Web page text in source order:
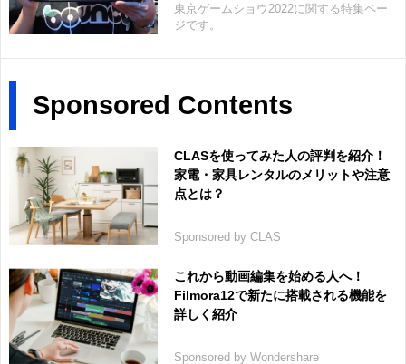
東京ゲームショウ2022に関する特集ペー
ジです。
Sponsored Contents
CLASを使ってみた人の評判を紹介！
家電・家具レンタルのメリットや注意
点とは？
Sponsored by CLAS
これから動画編集を始める人へ！
Filmora12で新たに搭載される機能を
詳しく紹介
Sponsored by Wondershare